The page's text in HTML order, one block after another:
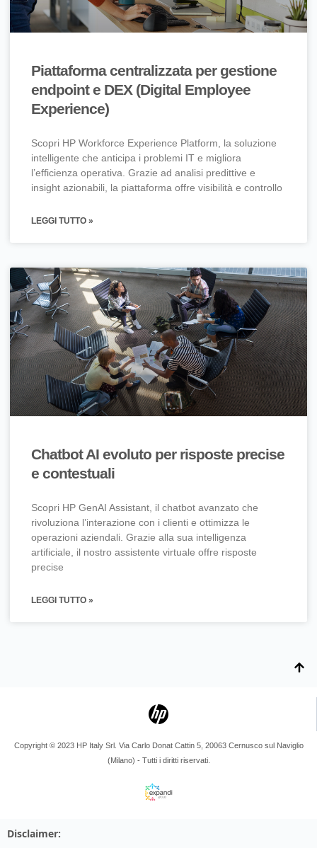
Piattaforma centralizzata per gestione
endpoint e DEX (Digital Employee
Experience)
Scopri HP Workforce Experience Platform, la soluzione
intelligente che anticipa i problemi IT e migliora
l’efficienza operativa. Grazie ad analisi predittive e
insight azionabili, la piattaforma offre visibilità e controllo
LEGGI TUTTO »
Chatbot AI evoluto per risposte precise
e contestuali
Scopri HP GenAI Assistant, il chatbot avanzato che
rivoluziona l’interazione con i clienti e ottimizza le
operazioni aziendali. Grazie alla sua intelligenza
artificiale, il nostro assistente virtuale offre risposte
precise
LEGGI TUTTO »
Copyright © 2023 HP Italy Srl. Via Carlo Donat Cattin 5, 20063 Cernusco sul Naviglio
(Milano) - Tutti i diritti riservati.
Disclaimer: